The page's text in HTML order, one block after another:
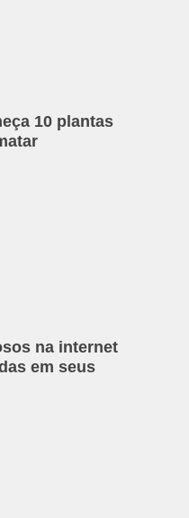
10 plantas
na internet
em seus